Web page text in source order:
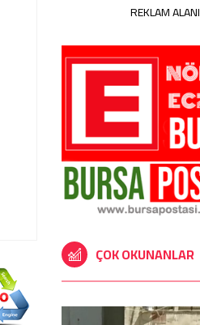
REKLAM ALANI
ÇOK OKUNANLAR